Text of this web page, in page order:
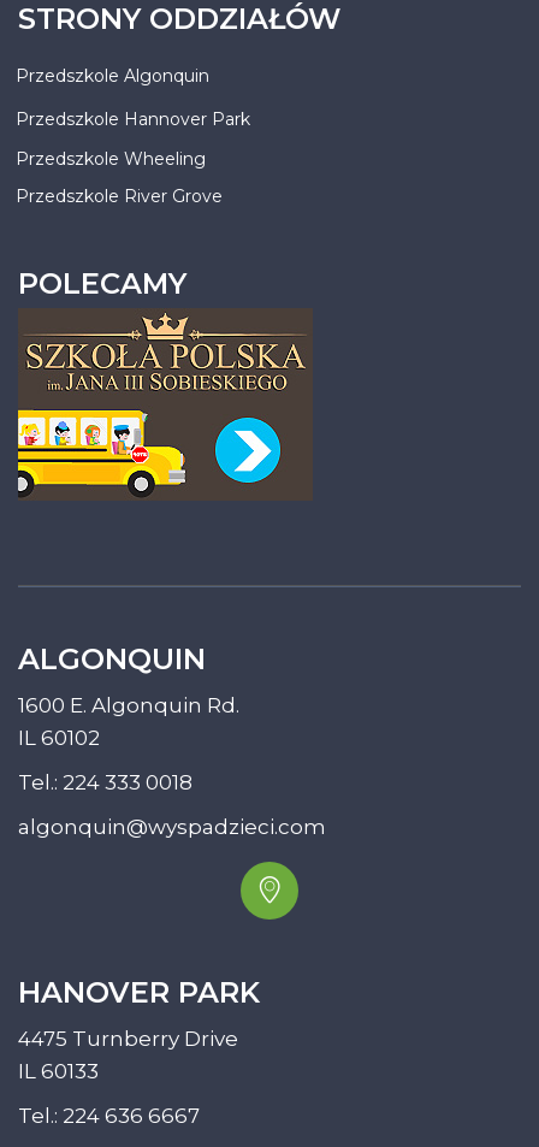
STRONY ODDZIAŁÓW
Przedszkole Algonquin
Przedszkole Hannover Park
Przedszkole Wheeling
Przedszkole River Grove
POLECAMY
ALGONQUIN
1600 E. Algonquin Rd.
IL 60102
Tel.: 224 333 0018
algonquin@wyspadzieci.com
HANOVER PARK
4475 Turnberry Drive
IL 60133
Tel.: 224 636 6667